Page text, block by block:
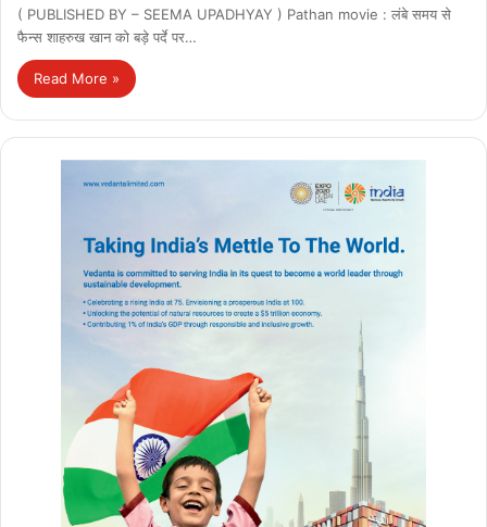
( PUBLISHED BY – SEEMA UPADHYAY ) Pathan movie : लंबे समय से
फैन्स शाहरुख खान को बड़े पर्दे पर…
Read More »